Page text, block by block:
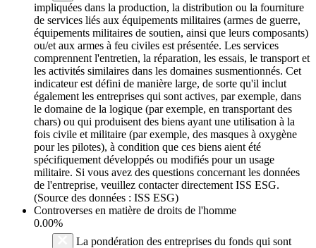
impliquées dans la production, la distribution ou la fourniture
de services liés aux équipements militaires (armes de guerre,
équipements militaires de soutien, ainsi que leurs composants)
ou/et aux armes à feu civiles est présentée. Les services
comprennent l'entretien, la réparation, les essais, le transport et
les activités similaires dans les domaines susmentionnés. Cet
indicateur est défini de manière large, de sorte qu'il inclut
également les entreprises qui sont actives, par exemple, dans
le domaine de la logique (par exemple, en transportant des
chars) ou qui produisent des biens ayant une utilisation à la
fois civile et militaire (par exemple, des masques à oxygène
pour les pilotes), à condition que ces biens aient été
spécifiquement développés ou modifiés pour un usage
militaire. Si vous avez des questions concernant les données
de l'entreprise, veuillez contacter directement ISS ESG.
(Source des données : ISS ESG)
Controverses en matière de droits de l'homme
0.00%
La pondération des entreprises du fonds qui sont